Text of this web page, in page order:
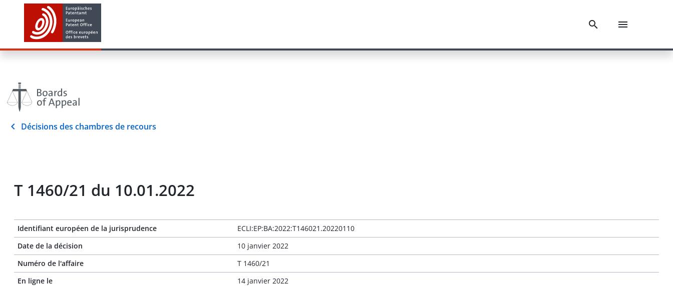
Décisions des chambres de recours
T 1460/21 du 10.01.2022
Identifiant européen de la jurisprudence
ECLI:EP:BA:2022:T146021.20220110
Date de la décision
10 janvier 2022
Numéro de l'affaire
T 1460/21
En ligne le
14 janvier 2022